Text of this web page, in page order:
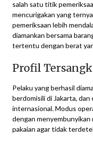
salah satu titik
mencurigakan yang
pemeriksaan lebih
diamankan bersama
tertentu dengan berat
Profil
Pelaku yang berhasil
berdomisili di Jakarta,
internasional. Modus
dengan menyembunyikan
pakaian agar tidak